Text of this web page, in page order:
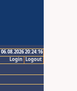
20:24:16
Logout
Login